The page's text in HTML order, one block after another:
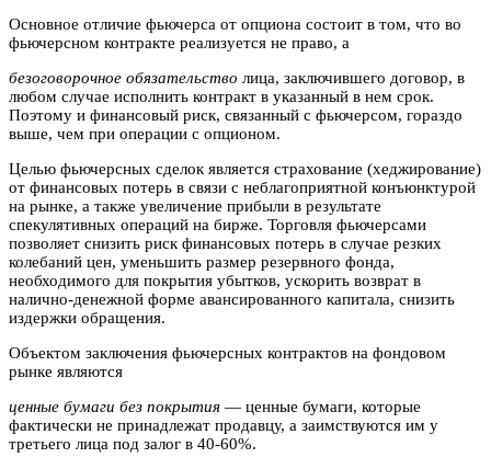
Основное отличие фьючерса от опциона состоит в том, что во
фьючерсном контракте реализуется не право, а
безоговорочное обязательство лица, заключившего договор, в
любом случае исполнить контракт в указанный в нем срок.
Поэтому и финансовый риск, связанный с фьючерсом, гораздо
выше, чем при операции с опционом.
Целью фьючерсных сделок является страхование (хеджирование)
от финансовых потерь в связи с неблагоприятной конъюнктурой
на рынке, а также увеличение прибыли в результате
спекулятивных операций на бирже. Торговля фьючерсами
позволяет снизить риск финансовых потерь в случае резких
колебаний цен, уменьшить размер резервного фонда,
необходимого для покрытия убытков, ускорить возврат в
налично-денежной форме авансированного капитала, снизить
издержки обращения.
Объектом заключения фьючерсных контрактов на фондовом
рынке являются
ценные бумаги без покрытия — ценные бумаги, которые
фактически не принадлежат продавцу, а заимствуются им у
третьего лица под залог в 40-60%.